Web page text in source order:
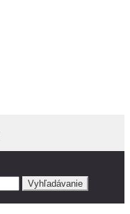
Vyhľadávanie